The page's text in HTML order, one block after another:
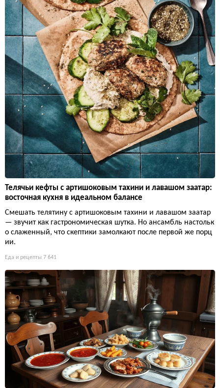
Телячьи кефты с артишоковым тахини и лавашом заатар:
восточная кухня в идеальном балансе
Смешать телятину с артишоковым тахини и лавашом заатар
— звучит как гастрономическая шутка. Но ансамбль настольк
о слаженный, что скептики замолкают после первой же порц
ии.
Еда и рецепты 7 641